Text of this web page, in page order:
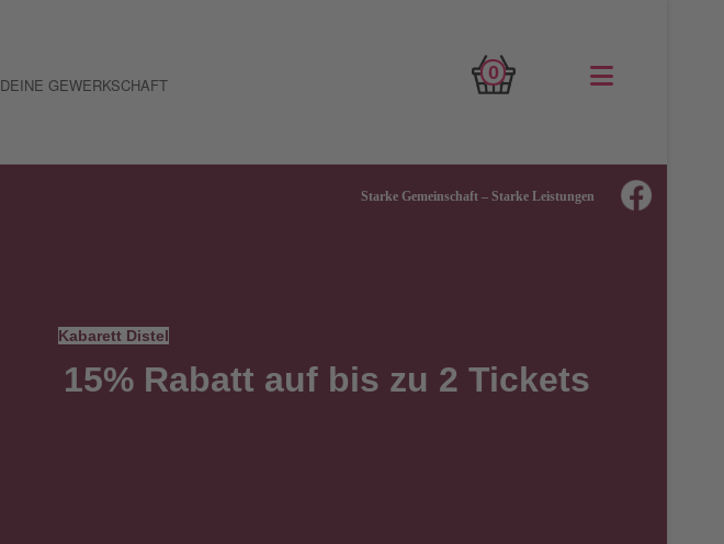
DEINE GEWERKSCHAFT
0
Starke Gemeinschaft – Starke Leistungen
Kabarett Distel
15% Rabatt auf bis zu 2 Tickets